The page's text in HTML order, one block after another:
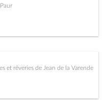
et rêveries de Jean de la Varende